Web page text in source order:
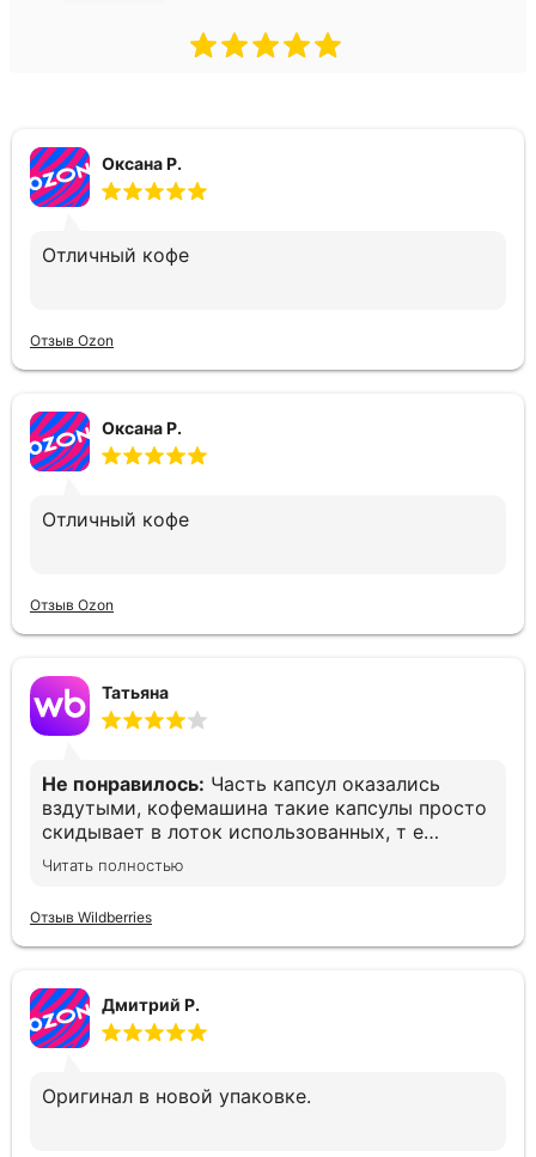
Оксана Р.
Отличный кофе
Отзыв Ozon
Оксана Р.
Отличный кофе
Отзыв Ozon
Татьяна
Не понравилось: Часть капсул оказались
вздутыми, кофемашина такие капсулы просто
скидывает в лоток использованных, т е
остаёшься без кофе. Печально(
Читать полностью
Отзыв Wildberries
Дмитрий Р.
Оригинал в новой упаковке.